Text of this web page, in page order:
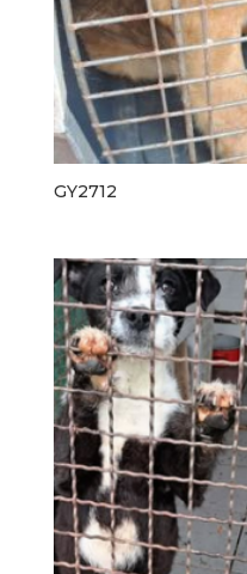
GY2712